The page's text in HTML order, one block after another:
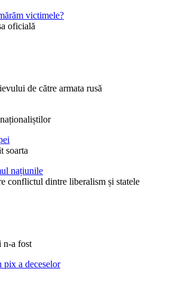
victimele?
oficială
de către armata rusă
soarta
națiunile
conflictul dintre liberalism și statele
n-a fost
a deceselor